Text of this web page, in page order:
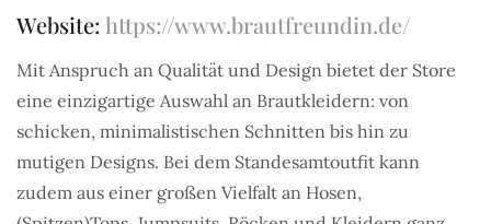
Website: https://www.brautfreundin.de/
Mit Anspruch an Qualität und Design bietet der Store
eine einzigartige Auswahl an Brautkleidern: von
schicken, minimalistischen Schnitten bis hin zu
mutigen Designs. Bei dem Standesamtoutfit kann
zudem aus einer großen Vielfalt an Hosen,